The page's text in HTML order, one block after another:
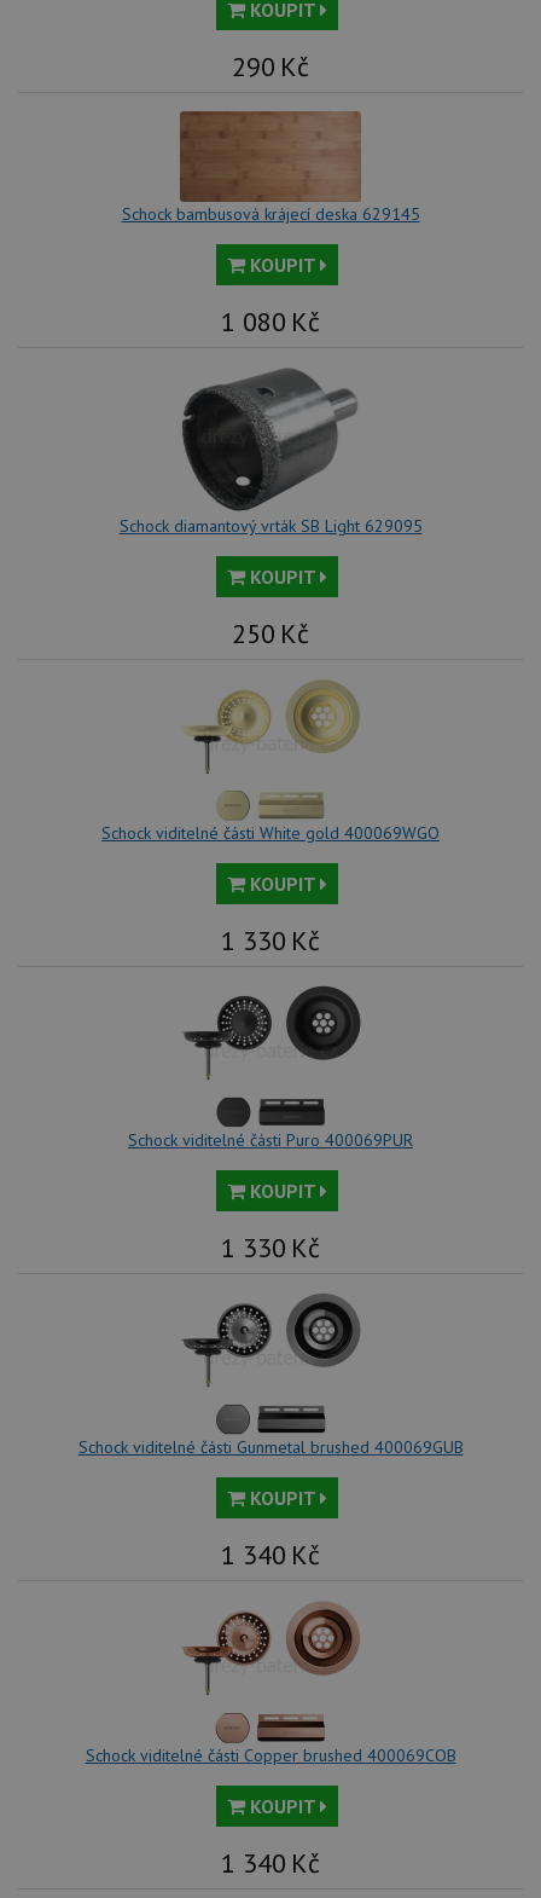
KOUPIT
290 Kč
Schock bambusová krájecí deska 629145
KOUPIT
1 080 Kč
Schock diamantový vrták SB Light 629095
KOUPIT
250 Kč
Schock viditelné části White gold 400069WGO
KOUPIT
1 330 Kč
Schock viditelné části Puro 400069PUR
KOUPIT
1 330 Kč
Schock viditelné části Gunmetal brushed 400069GUB
KOUPIT
1 340 Kč
Schock viditelné části Copper brushed 400069COB
KOUPIT
1 340 Kč